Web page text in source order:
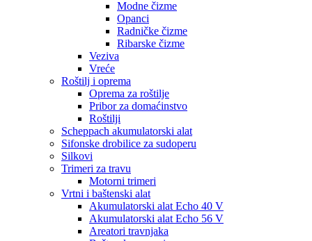
Modne čizme
Opanci
Radničke čizme
Ribarske čizme
Veziva
Vreće
Roštilj i oprema
Oprema za roštilje
Pribor za domaćinstvo
Roštilji
Scheppach akumulatorski alat
Sifonske drobilice za sudoperu
Silkovi
Trimeri za travu
Motorni trimeri
Vrtni i baštenski alat
Akumulatorski alat Echo 40 V
Akumulatorski alat Echo 56 V
Areatori travnjaka